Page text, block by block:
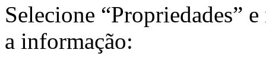
Selecione “Propriedades”
a informação: